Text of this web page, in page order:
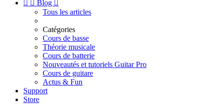
  Blog 
Tous les articles
Catégories
Cours de basse
Théorie musicale
Cours de batterie
Nouveautés et tutoriels Guitar Pro
Cours de guitare
Actus & Fun
Support
Store